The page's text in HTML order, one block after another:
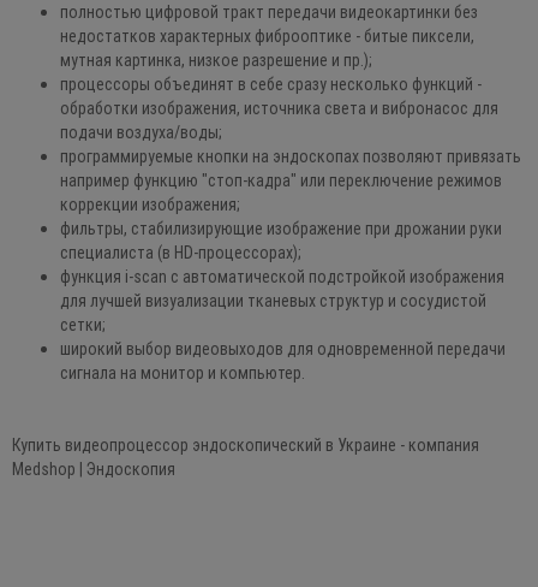
полностью цифровой тракт передачи видеокартинки без
недостатков характерных фиброоптике - битые пиксели,
мутная картинка, низкое разрешение и пр.);
процессоры объединят в себе сразу несколько функций -
обработки изображения, источника света и вибронасос для
подачи воздуха/воды;
программируемые кнопки на эндоскопах позволяют привязать
например функцию "стоп-кадра" или переключение режимов
коррекции изображения;
фильтры, стабилизирующие изображение при дрожании руки
специалиста (в HD-процессорах);
функция i-scan с автоматической подстройкой изображения
для лучшей визуализации тканевых структур и сосудистой
сетки;
широкий выбор видеовыходов для одновременной передачи
сигнала на монитор и компьютер.
Купить видеопроцессор эндоскопический в Украине - компания
Medshop | Эндоскопия